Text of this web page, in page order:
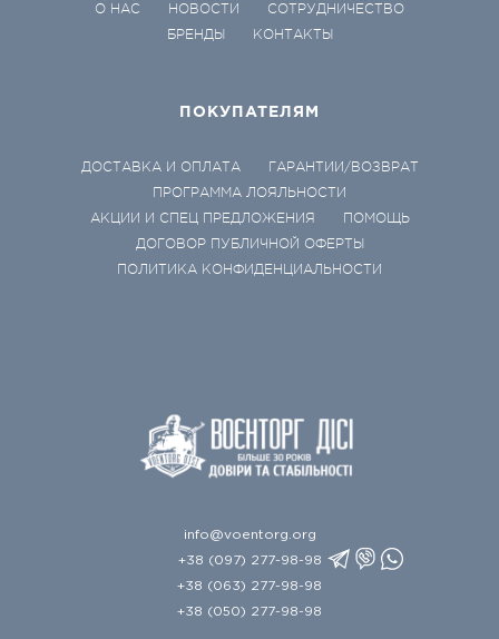
О НАС НОВОСТИ
СОТРУДНИЧЕСТВО
БРЕНДЫ
КОНТАКТЫ
ПОКУПАТЕЛЯМ
ДОСТАВКА И ОПЛАТА
ГАРАНТИИ/ВОЗВРАТ
ПРОГРАММА ЛОЯЛЬНОСТИ
АКЦИИ И СПЕЦ ПРЕДЛОЖЕНИЯ
ПОМОЩЬ
ДОГОВОР ПУБЛИЧНОЙ ОФЕРТЫ
ПОЛИТИКА КОНФИДЕНЦИАЛЬНОСТИ
info@voentorg.org
+38 (097) 277-98-98
+38 (063) 277-98-98
+38 (050) 277-98-98